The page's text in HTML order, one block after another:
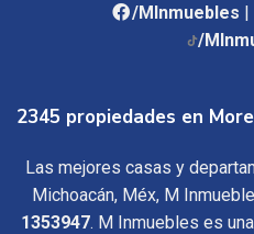
/MInmuebles |
/
2345 propiedades en
Las mejores casas y
Michoacán, Méx, M
1353947. M Inmuebles es